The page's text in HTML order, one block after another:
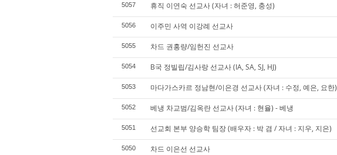
5057 휴직 이연숙 선교사 (자녀 : 허준영, 충성)
5056 이주민 사역 이강례 선교사
5055 차드 권홍량/임헌진 선교사
5054 B국 정빌립/김사랑 선교사 (IA, SA, SJ, HJ)
5053 마다가스카르 정남현/이은경 선교사 (자녀 : 수정, 예은, 요한)
5052 베냉 차교범/김옥란 선교사 (자녀 : 현율) - 베냉
5051 선교회 본부 양승학 팀장 (배우자 : 박 겸 / 자녀 : 지우, 지은)
5050 차드 이은선 선교사